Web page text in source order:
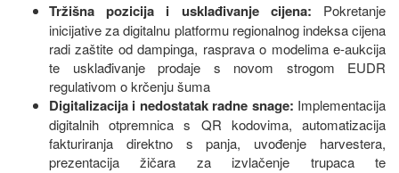
Tržišna pozicija i usklađivanje cijena: Pokretanje
inicijative za digitalnu platformu regionalnog indeksa cijena
radi zaštite od dampinga, rasprava o modelima e-aukcija
te usklađivanje prodaje s novom strogom EUDR
regulativom o krčenju šuma
Digitalizacija i nedostatak radne snage: Implementacija
digitalnih otpremnica s QR kodovima, automatizacija
fakturiranja direktno s panja, uvođenje harvestera,
prezentacija žičara za izvlačenje trupaca te